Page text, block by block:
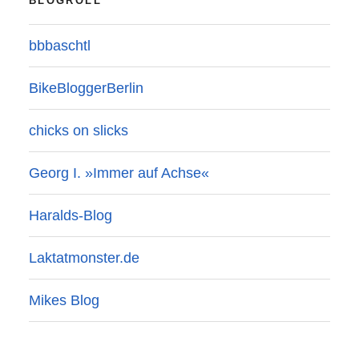
bbbaschtl
BikeBloggerBerlin
chicks on slicks
Georg I. »Immer auf Achse«
Haralds-Blog
Laktatmonster.de
Mikes Blog